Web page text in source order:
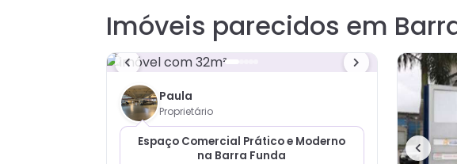
Imóveis parecidos em
Paula
Proprietário
Espaço Comercial Prático e Moderno
na Barra Funda